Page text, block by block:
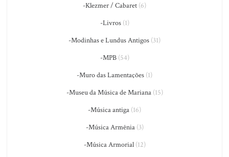
-Klezmer / Cabaret (6)
-Livros(1)
-Modinhas e Lundus Antigos (31)
-MPB(54)
-Muro das Lamentações (1)
-Museu da Música de Mariana(15)
-Música antiga (16)
-Música Armênia(3)
-Música Armorial(12)